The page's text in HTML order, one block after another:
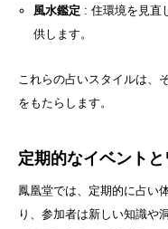
風水鑑定 : 住環境を見直
供します。
これらの占いスタイルは、
をもたらします。
定期的なイベント
鳳凰堂では、定期的に占い
り、参加者は新しい知識や